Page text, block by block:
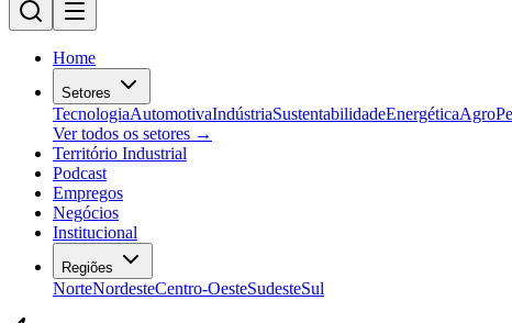
Home
Setores
TecnologiaAutomotivaIndústriaSustentabilidadeEnergéticaAgro
Ver todos os setores →
Território Industrial
Podcast
Empregos
Negócios
Institucional
Regiões
NorteNordesteCentro-OesteSudesteSul